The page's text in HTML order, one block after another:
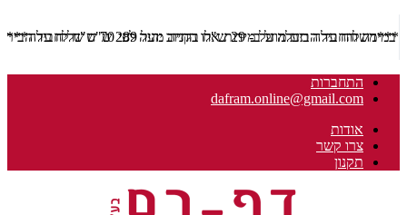
***משלוח עד הבית מוזל ב- 29 ש"ח בקניה מעל 289 ש"ח שליח עד הבית ***
התחברות
dafram.online@gmail.com
אודות
צרו קשר
תקנון